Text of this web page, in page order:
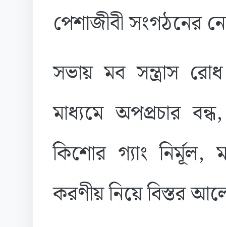
পেশাজীবী সংগঠনের
সভায় মব সন্ত্রাস
মাধ্যমে অপপ্রচার বন্ধ,
কিশোর গ্যাং নির্মূল,
করণীয় নিয়ে বিস্তর